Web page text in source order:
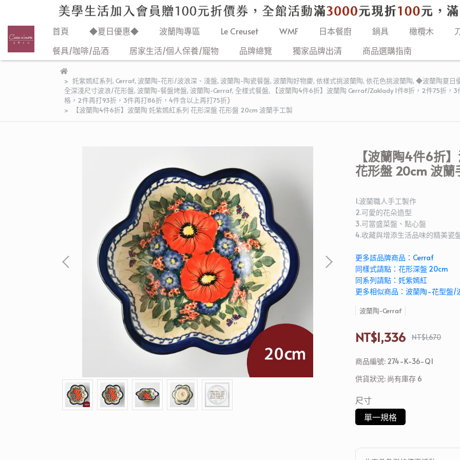
首頁 ◆夏日優惠◆ 波蘭陶專區 Le Creuset WMF 日本餐廚 鍋具 橄欖木
餐具/咖啡/品酒
居家生活/個人保養/寵物 品牌總覽 獨家品牌出清 商品選購指南
奼紫嫣紅系列, Cerraf, 波蘭陶-花形/波浪深、淺盤, 波蘭陶-陶瓷餐盤, 波蘭陶好物慶, 依樣式挑波蘭陶, 依花色挑波蘭陶, ◆波蘭陶夏日
全深淺尺寸波浪/花形盤, 波蘭陶-餐盤烤盤, 波蘭陶-Cerraf, 全樣式餐盤,
【波蘭陶4件6折】波蘭陶 Cerraf/Zaklady 1件8折，2件75折
格，2件再打93折，3件再打86折，4件含以上再打75折)
【波蘭陶4件6折】波蘭陶 奼紫嫣紅系列 花形深盤 花形盤 20cm 波蘭手工製
【波蘭陶4件6折
花形盤 20cm 波蘭
1.波蘭職人手工製作
2.可愛的花朵造型
3.可當盛菜盤、點心盤
4.收藏與增添生活品味的精美瓷
更多該品牌商品：Cerraf
同樣式請點：花形深盤 20cm
同系列請點：奼紫嫣紅
更多相似商品：波蘭陶-花型盤/
波蘭陶-Cerraf
NT$1,336 NT$1,670
商品編號: 274-K-36-Q1
供貨狀況: 尚有庫存 6
尺寸
單一規格